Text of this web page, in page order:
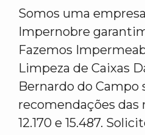
Somos uma
Impernobre
Fazemos
Limpeza de Caixas
Bernardo do Campo
recomendações das
12.170 e 15.487.